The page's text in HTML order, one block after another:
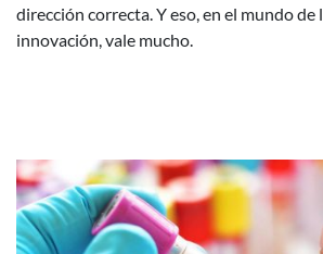
dirección correcta. Y eso, en el mundo de
innovación, vale mucho.